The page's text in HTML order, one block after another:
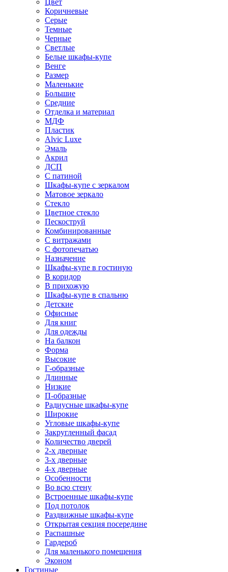
Цвет
Коричневые
Серые
Темные
Черные
Светлые
Белые шкафы-купе
Венге
Размер
Маленькие
Большие
Средние
Отделка и материал
МДФ
Пластик
Alvic Luxe
Эмаль
Акрил
ДСП
С патиной
Шкафы-купе с зеркалом
Матовое зеркало
Стекло
Цветное стекло
Пескоструй
Комбинированные
С витражами
С фотопечатью
Назначение
Шкафы-купе в гостиную
В коридор
В прихожую
Шкафы-купе в спальню
Детские
Офисные
Для книг
Для одежды
На балкон
Форма
Высокие
Г-образные
Длинные
Низкие
П-образные
Радиусные шкафы-купе
Широкие
Угловые шкафы-купе
Закругленный фасад
Количество дверей
2-х дверные
3-х дверные
4-х дверные
Особенности
Во всю стену
Встроенные шкафы-купе
Под потолок
Раздвижные шкафы-купе
Открытая секция посередине
Распашные
Гардероб
Для маленького помещения
Эконом
Гостиные